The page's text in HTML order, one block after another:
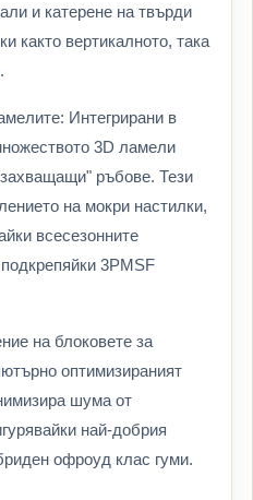
и катерене на твърди
както вертикалното, така
Интегрирани в
3D ламели
ръбове. Тези
на мокри настилки,
всесезонните
3PMSF
на блоковете за
оптимизираният
шума от
най-добрия
офроуд клас гуми.